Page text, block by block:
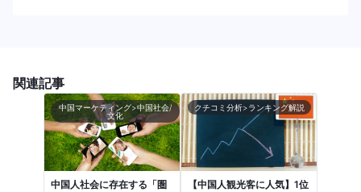
関連記事
中国マーケティング>中国社会/
文化
中国人社会に存在する「圏
クチコミ分析>ランキング解説
【中国人観光客に人気】1位